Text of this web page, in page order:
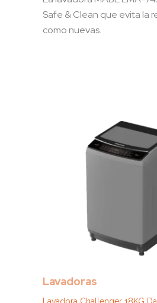
Safe & Clean que evita la
como nuevas.
Lavadoras